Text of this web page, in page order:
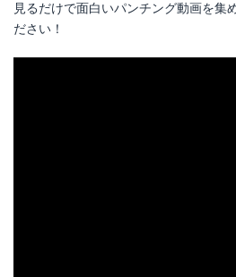
見るだけで面白いパンチング動画を集
ださい！